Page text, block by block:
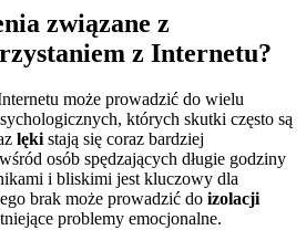
związane z
z Internetu?
może prowadzić do wielu
których skutki często są
lękistają się coraz bardziej
osób spędzających długie godziny
i bliskimi jest kluczowy dla
brak może prowadzić do izolacji
problemy emocjonalne.